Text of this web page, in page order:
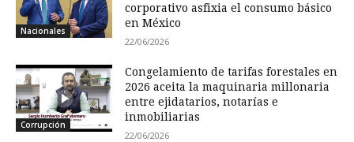
Nacionales
corporativo asfixia el consumo básico
en México
22/06/2026
Corrupción
Congelamiento de tarifas forestales en
2026 aceita la maquinaria millonaria
entre ejidatarios, notarías e
inmobiliarias
22/06/2026